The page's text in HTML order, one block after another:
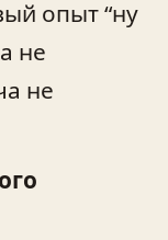
опыт “ну
не
не